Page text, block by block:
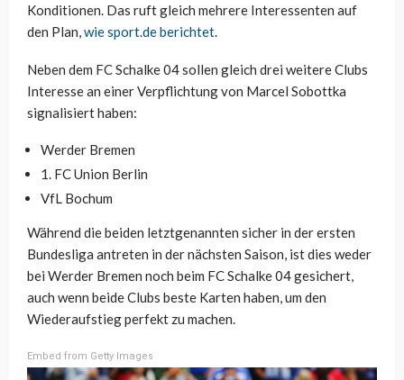
Konditionen. Das ruft gleich mehrere Interessenten auf
den Plan,wie sport.de berichtet.
Neben dem FC Schalke 04 sollen gleich drei weitere Clubs
Interesse an einer Verpflichtung von Marcel Sobottka
signalisiert haben:
Werder Bremen
1. FC Union Berlin
VfL Bochum
Während die beiden letztgenannten sicher in der ersten
Bundesliga antreten in der nächsten Saison, ist dies weder
bei Werder Bremen noch beim FC Schalke 04 gesichert,
auch wenn beide Clubs beste Karten haben, um den
Wiederaufstieg perfekt zu machen.
Embed from Getty Images